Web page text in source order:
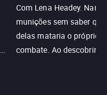
Com Lena Headey.
munições sem saber
delas mataria o próprio
combate. Ao descobrir a